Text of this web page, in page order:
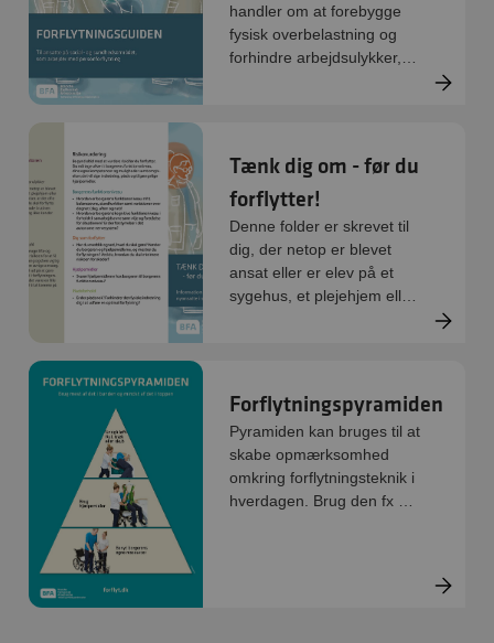
handler om at forebygge
fysisk overbelastning og
forhindre arbejdsulykker,
Tænk dig om - før du
forflytter!
Denne folder er skrevet til
dig, der netop er blevet
ansat eller er elev på et
sygehus, et plejehjem eller
Forflytningspyramiden
Pyramiden kan bruges til at
skabe opmærksomhed
omkring forflytningsteknik i
hverdagen. Brug den fx på